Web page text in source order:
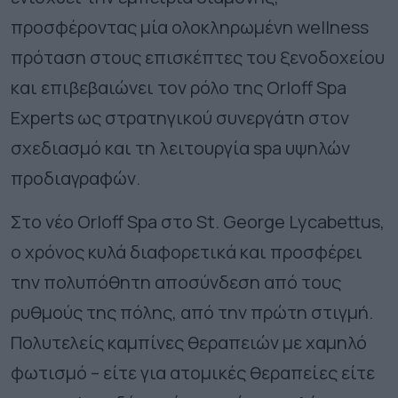
προσφέροντας μία ολοκληρωμένηwellness
πρόταση στους επισκέπτες του ξενοδοχείου
και επιβεβαιώνει τον ρόλο τηςOrloffSpa
Expertsως στρατηγικού συνεργάτη στον
σχεδιασμό και τη λειτουργία spa υψηλών
προδιαγραφών.
Στο νέο OrloffSpa στοSt. George Lycabettus,
ο χρόνος κυλά διαφορετικά και προσφέρει
την πολυπόθητη αποσύνδεση από τους
ρυθμούς της πόλης, από την πρώτη στιγμή.
Πολυτελείς καμπίνες θεραπειών με χαμηλό
φωτισμό – είτε για ατομικές θεραπείες είτε